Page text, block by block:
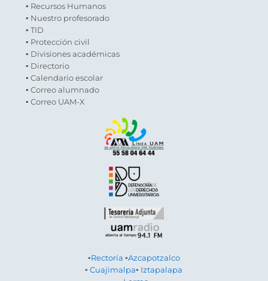
▪ Recursos Humanos
▪ Nuestro profesorado
▪ TID
▪ Protección civil
▪ Divisiones académicas
▪ Directorio
▪ Calendario escolar
▪ Correo alumnado
▪ Correo UAM-X
▪Rectoría ▪Azcapotzalco
▪Cuajimalpa▪ Iztapalapa